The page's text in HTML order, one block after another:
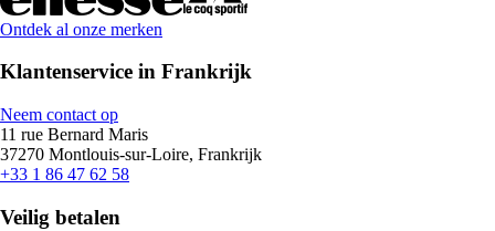
Ontdek al onze merken
Klantenservice in Frankrijk
Neem contact op
11 rue Bernard Maris
37270 Montlouis-sur-Loire, Frankrijk
+33 1 86 47 62 58
Veilig betalen